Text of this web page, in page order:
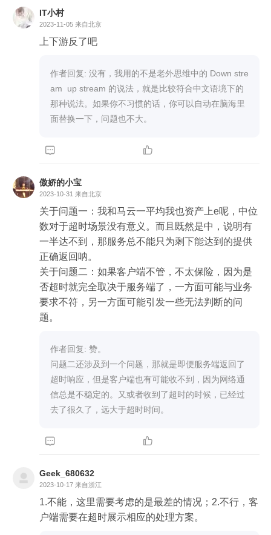
假如发生了网络故障，服务端根本收不到请求，客
户端本地没做超时控制的话，就会发生线程泄露。
IT小村
2023-11-05 来自北京
上下游反了吧
作者回复: 没有，我用的不是老外思维中的 Down stre
am  up stream 的说法，就是比较符合中文语境下的
那种说法。如果你不习惯的话，你可以自动在脑海里
面替换一下，问题也不大。
 
傲娇的小宝
2023-10-31 来自北京
关于问题一：我和马云一平均我也资产上e呢，中位
数对于超时场景没有意义。而且既然是中，说明有
一半达不到，那服务总不能只为剩下能达到的提供
正确返回呐。
关于问题二：如果客户端不管，不太保险，因为是
否超时就完全取决于服务端了，一方面可能与业务
要求不符，另一方面可能引发一些无法判断的问
题。
作者回复: 赞。
问题二还涉及到一个问题，那就是即便服务端返回了
超时响应，但是客户端也有可能收不到，因为网络通
信总是不稳定的。又或者收到了超时的时候，已经过
去了很久了，远大于超时时间。
 
Geek_680632
2023-10-17 来自浙江
1.不能，这里需要考虑的是最差的情况；2.不行，客
户端需要在超时展示相应的处理方案。